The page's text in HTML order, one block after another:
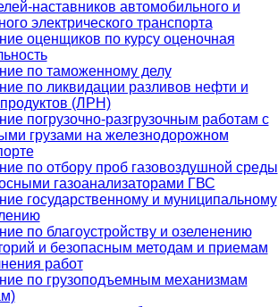
наставников автомобильного и
электрического транспорта
оценщиков по курсу оценочная
по таможенному делу
по ликвидации разливов нефти и
(ЛРН)
погрузочно-разгрузочным работам с
грузами на железнодорожном
по отбору проб газовоздушной среды
газоанализаторами ГВС
государственному и муниципальному
по благоустройству и озеленению
и безопасным методам и приемам
работ
по грузоподъемным механизмам